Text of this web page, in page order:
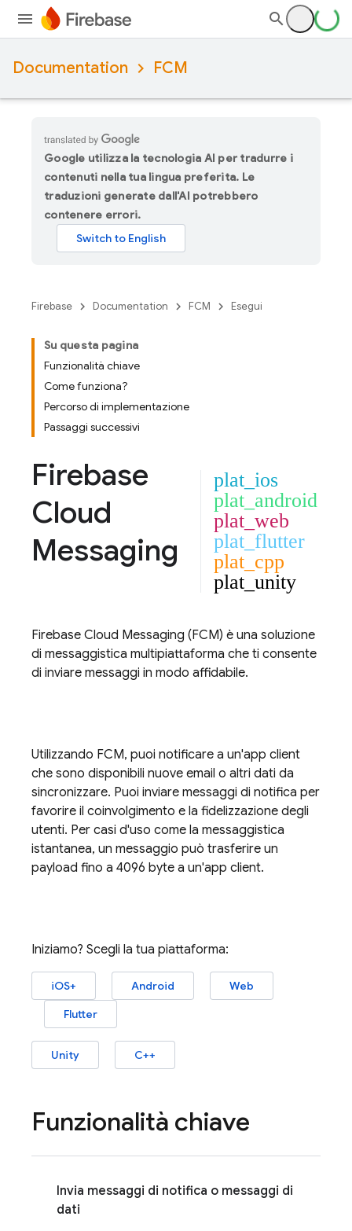
Documentation FCM
Google utilizza la tecnologia AI per tradurre i
contenuti nella tua lingua preferita. Le
traduzioni generate dall'AI potrebbero
contenere errori.
Firebase Documentation FCM Esegui
Su questa pagina
Funzionalità chiave
Come funziona?
Percorso di implementazione
Passaggi successivi
Firebase
Cloud
Messaging
plat_ios
plat_android
plat_web
plat_flutter
plat_cpp
plat_unity
Firebase Cloud Messaging (FCM) è una soluzione
di messaggistica multipiattaforma che ti consente
di inviare messaggi in modo affidabile.
Utilizzando FCM, puoi notificare a un'app client
che sono disponibili nuove email o altri dati da
sincronizzare. Puoi inviare messaggi di notifica per
favorire il coinvolgimento e la fidelizzazione degli
utenti. Per casi d'uso come la messaggistica
istantanea, un messaggio può trasferire un
payload fino a 4096 byte a un'app client.
Iniziamo? Scegli la tua piattaforma:
iOS+ Android
Web
Flutter
Unity C++
Funzionalità chiave
Invia messaggi di notifica o messaggi di
dati